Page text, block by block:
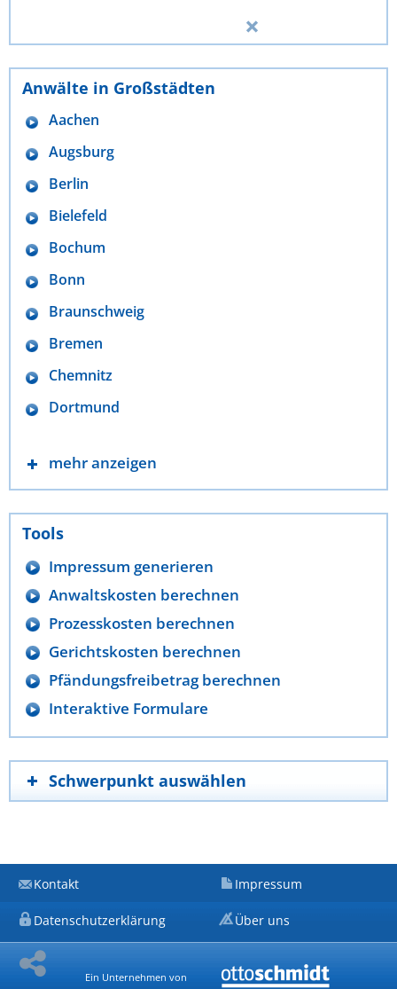
Anwälte in Großstädten
Aachen
Augsburg
Berlin
Bielefeld
Bochum
Bonn
Braunschweig
Bremen
Chemnitz
Dortmund
mehr anzeigen
Tools
Impressum generieren
Anwaltskosten berechnen
Prozesskosten berechnen
Gerichtskosten berechnen
Pfändungsfreibetrag berechnen
Interaktive Formulare
Schwerpunkt auswählen
Kontakt Impressum
Datenschutzerklärung Über uns
Ein Unternehmen von